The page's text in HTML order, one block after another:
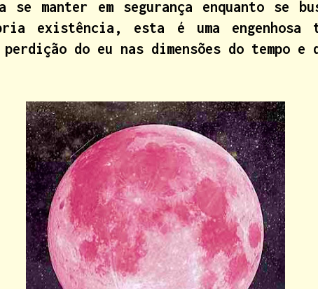
se manter em segurança enquanto se
existência, esta é uma engenhosa
do eu nas dimensões do tempo e